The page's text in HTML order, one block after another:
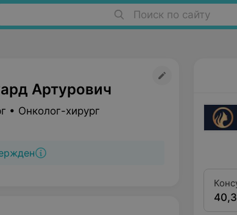
Поиск по сайту
Артурович
• Онколог-хирург